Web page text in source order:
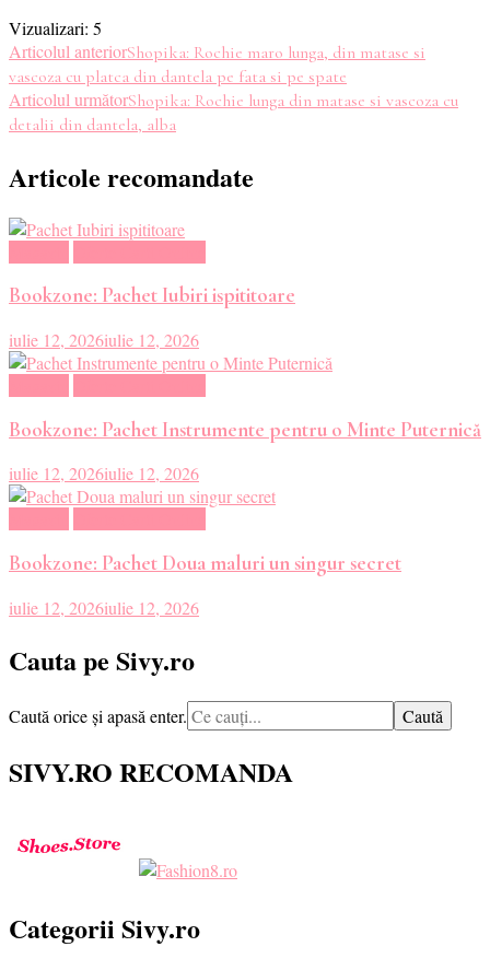
Vizualizari: 5
Navigare
în
articole
Articolul anteriorShopika: Rochie maro lunga, din matase si
vascoza cu platca din dantela pe fata si pe spate
Articolul următorShopika: Rochie lunga din matase si vascoza cu
detalii din dantela, alba
Articole recomandate
Bookzone: Pachet Iubiri ispititoare
iulie 12, 2026iulie 12, 2026
Bookzone: Pachet Instrumente pentru o Minte Puternică
iulie 12, 2026iulie 12, 2026
Bookzone: Pachet Doua maluri un singur secret
iulie 12, 2026iulie 12, 2026
Cauta pe Sivy.ro
Cauți
Caută orice și apasă enter.
SIVY.RO RECOMANDA
Categorii Sivy.ro